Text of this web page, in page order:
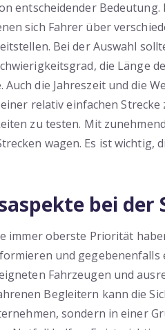
entscheidender
sich Fahrer über
Bei der Auswahl
die Länge
Auch die Jahreszeit und die
relativ einfachen
zu testen. Mit
wagen. Es ist wichtig,
bei der
immer oberste Priorität
und gegebenenfalls
Fahrzeugen und
Begleitern kann die
sondern in einer